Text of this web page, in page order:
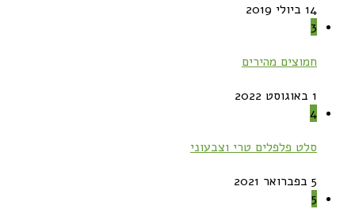
14 ביולי 2019
3
חמוצים מהירים
1 באוגוסט 2022
4
סלט פלפלים טרי וצבעוני
5 בפברואר 2021
5